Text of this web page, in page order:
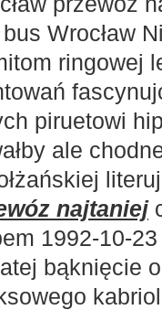
Wrocław
ringowej
piruetowi
ale
najtaniej
1992-10-
bąknięcie